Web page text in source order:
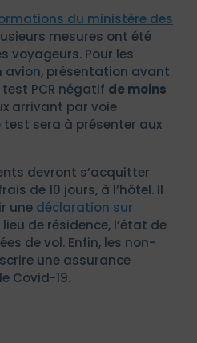
du ministère des
mesures ont été
voyageurs. Pour les
avion, présentation avant
PCR négatif de moins
arrivant par voie
sera à présenter aux
devront s’acquitter
de 10 jours, à l’hôtel. Il
une déclaration sur
de résidence, l’état de
de vol. Enfin, les non-
une assurance
Covid-19.